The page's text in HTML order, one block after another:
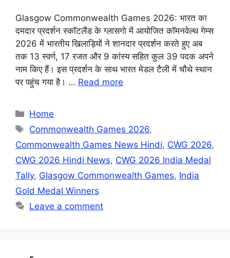
Glasgow Commonwealth Games 2026: भारत का
दमदार प्रदर्शन स्कॉटलैंड के ग्लासगो में आयोजित कॉमनवेल्थ गेम्स
2026 में भारतीय खिलाड़ियों ने शानदार प्रदर्शन करते हुए अब
तक 13 स्वर्ण, 17 रजत और 9 कांस्य सहित कुल 39 पदक अपने
नाम किए हैं। इस प्रदर्शन के साथ भारत मेडल टैली में चौथे स्थान
पर पहुंच गया है। … Read more
Categories
Home
Tags
Commonwealth Games 2026,
Commonwealth Games News Hindi, CWG 2026,
CWG 2026 Hindi News, CWG 2026 India Medal
Tally, Glasgow Commonwealth Games, India
Gold Medal Winners
Leave a comment